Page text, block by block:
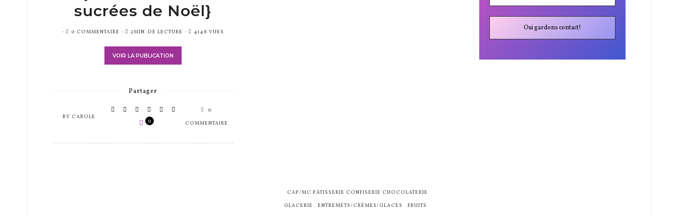
sucrées de Noël}
PUBLIÉ0 COMMENTAIRE 2MIN. DE LECTURE 4148 VUES
VOIR LA PUBLICATION
Partager
BY CAROLE
0
0
COMMENTAIRE
CAP/MC PÂTISSERIE CONFISERIE CHOCOLATERIE
GLACERIE
ENTREMETS/CRÈMES/GLACES FRUITS